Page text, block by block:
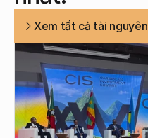
Xem tất cả tài nguyên